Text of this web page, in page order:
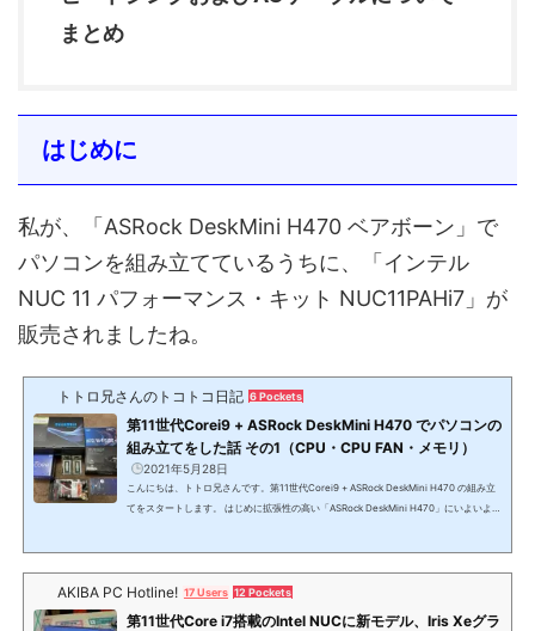
まとめ
はじめに
私が、「ASRock DeskMini H470 ベアボーン」で
パソコンを組み立てているうちに、「インテル
NUC 11 パフォーマンス・キット NUC11PAHi7」が
販売されましたね。
トトロ兄さんのトコトコ日記 6 Pockets
第11世代Corei9 + ASRock DeskMini H470 でパソコンの
組み立てをした話 その1（CPU・CPU FAN・メモリ）
2021年5月28日
こんにちは、トトロ兄さんです。第11世代Corei9 + ASRock DeskMini H470 の組み立
てをスタートします。 はじめに拡張性の高い「ASRock DeskMini H470」にいよいよ第
(f),d.src=g,d.id=a,e=c.getElementsByTagName("body"),e.appendChild(d))})(wind
AKIBA PC Hotline! 17 Users 12 Pockets
第11世代Core i7搭載のIntel NUCに新モデル、Iris Xeグラ